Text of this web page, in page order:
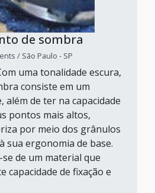
de sombra
/ São Paulo - SP
uma tonalidade escura,
consiste em um
de ter na capacidade
pontos mais altos,
por meio dos grânulos
sua ergonomia de base.
de um material que
capacidade de fixação e